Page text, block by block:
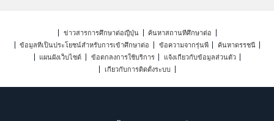
ข่าวสารการศึกษาต่อญี่ปุ่น
ค้นหาสถานที่ศึกษาต่อ
ข้อมูลที่เป็นประโยชน์สำหรับการเข้าศึกษาต่อ
ข้อความจากรุ่นพี่
ค้นหาดรรชนี
แผนผังเว็บไซต์
ข้อตกลงการใช้บริการ
แจ้งเกี่ยวกับข้อมูลส่วนตัว
เกี่ยวกับการติดตั้งระบบ